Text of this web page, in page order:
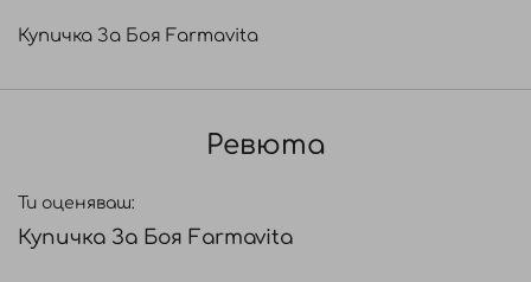
Купичка За Боя Farmavita
Ревюта
Ти оценяваш:
Купичка За Боя Farmavita